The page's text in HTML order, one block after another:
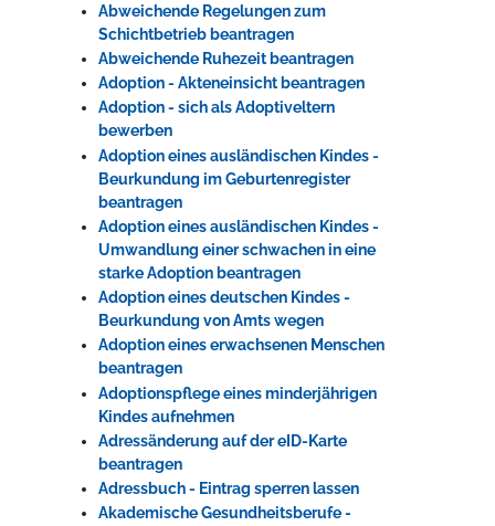
Erleben in Hockenheim
Spaß unter prickelnden Wasserfällen, das rauschende Meer im
Wellenbecken oder doch lieber die pure Entspannung auf der
Sprudelliege im Solebecken?
Abweichende Regelungen zum
Schichtbetrieb beantragen
Abweichende Ruhezeit beantragen
Adoption - Akteneinsicht beantragen
Adoption - sich als Adoptiveltern
bewerben
Adoption eines ausländischen Kindes -
Beurkundung im Geburtenregister
beantragen
Adoption eines ausländischen Kindes -
Umwandlung einer schwachen in eine
starke Adoption beantragen
Adoption eines deutschen Kindes -
Beurkundung von Amts wegen
Adoption eines erwachsenen Menschen
beantragen
Adoptionspflege eines minderjährigen
Kindes aufnehmen
Adressänderung auf der eID-Karte
beantragen
Adressbuch - Eintrag sperren lassen
Akademische Gesundheitsberufe -